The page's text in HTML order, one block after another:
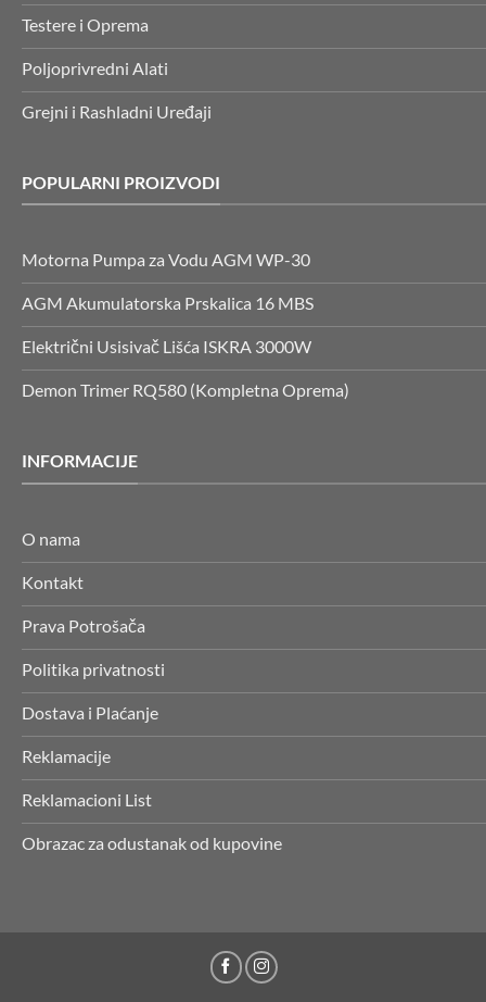
Testere i Oprema
Poljoprivredni Alati
Grejni i Rashladni Uređaji
POPULARNI PROIZVODI
Motorna Pumpa za Vodu AGM WP-30
AGM Akumulatorska Prskalica 16 MBS
Električni Usisivač Lišća ISKRA 3000W
Demon Trimer RQ580 (Kompletna Oprema)
INFORMACIJE
O nama
Kontakt
Prava Potrošača
Politika privatnosti
Dostava i Plaćanje
Reklamacije
Reklamacioni List
Obrazac za odustanak od kupovine